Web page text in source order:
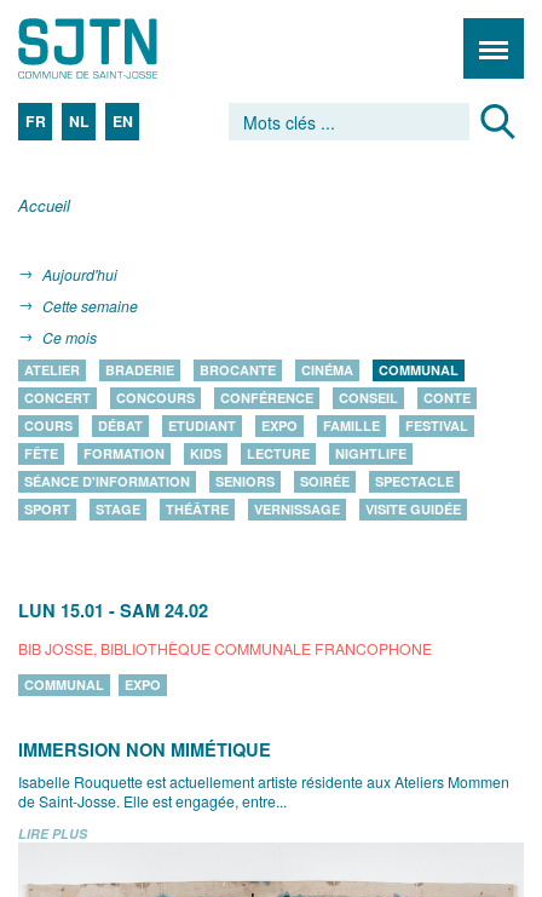
FR NL EN
Accueil
Aujourd'hui
Cette semaine
Ce mois
ATELIER BRADERIE BROCANTE CINÉMA
COMMUNAL
CONCERT
CONCOURS CONFÉRENCE CONSEIL
CONTE
COURS
DÉBAT ETUDIANT EXPO FAMILLE
FESTIVAL
FÊTE
FORMATION KIDS LECTURE
NIGHTLIFE
SÉANCE D'INFORMATION
SENIORS SOIRÉE
SPECTACLE
SPORT
STAGE THÉÂTRE VERNISSAGE VISITE GUIDÉE
LUN 15.01 - SAM 24.02
BIB JOSSE, BIBLIOTHÈQUE COMMUNALE FRANCOPHONE
COMMUNAL EXPO
IMMERSION NON MIMÉTIQUE
Isabelle Rouquette est actuellement artiste résidente aux Ateliers Mommen
de Saint-Josse. Elle est engagée, entre...
LIRE PLUS